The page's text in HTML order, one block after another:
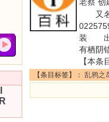
R
又名
装 出
有栖阴
【本条
【条目标签】： 乱鸦之